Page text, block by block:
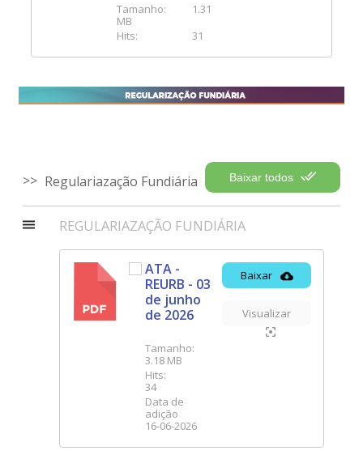
Tamanho:
1.31
MB
Hits:
31
Baixar todos
Regulariazação Fundiária
REGULARIAZAÇÃO FUNDIÁRIA
ATA -
REURB - 03
de junho
de 2026
Tamanho:
3.18 MB
Hits:
34
Data de
adição
16-06-2026
Baixar
Visualizar